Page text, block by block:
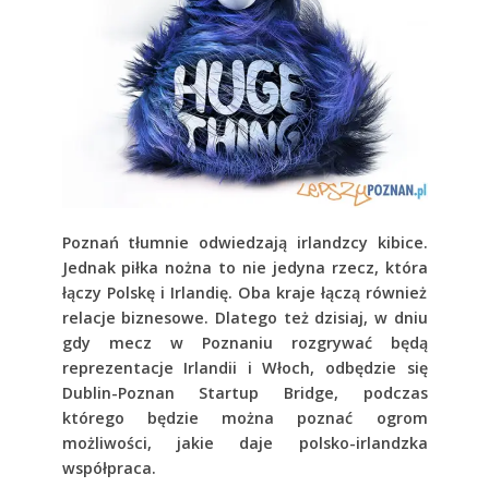
Poznań tłumnie odwiedzają irlandzcy kibice.
Jednak piłka nożna to nie jedyna rzecz, która
łączy Polskę i Irlandię. Oba kraje łączą również
relacje biznesowe. Dlatego też dzisiaj, w dniu
gdy mecz w Poznaniu rozgrywać będą
reprezentacje Irlandii i Włoch, odbędzie się
Dublin-Poznan Startup Bridge, podczas
którego będzie można poznać ogrom
możliwości, jakie daje polsko-irlandzka
współpraca.